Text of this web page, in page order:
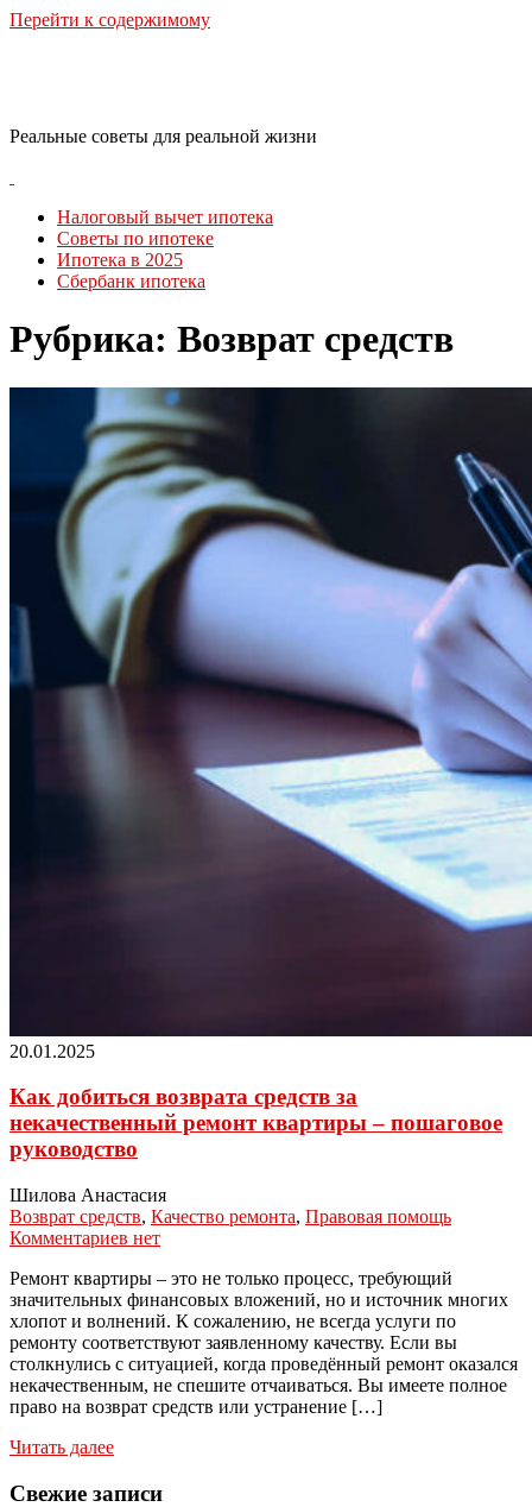
Перейти к содержимому
Реальные советы для реальной жизни
Налоговый вычет ипотека
Советы по ипотеке
Ипотека в 2025
Сбербанк ипотека
Рубрика: Возврат средств
20.01.2025
Как добиться возврата средств за
некачественный ремонт квартиры – пошаговое
руководство
Шилова Анастасия
Возврат средств, Качество ремонта, Правовая помощь
Комментариев нет
Ремонт квартиры – это не только процесс, требующий
значительных финансовых вложений, но и источник многих
хлопот и волнений. К сожалению, не всегда услуги по
ремонту соответствуют заявленному качеству. Если вы
столкнулись с ситуацией, когда проведённый ремонт оказался
некачественным, не спешите отчаиваться. Вы имеете полное
право на возврат средств или устранение […]
Читать далее
Свежие записи